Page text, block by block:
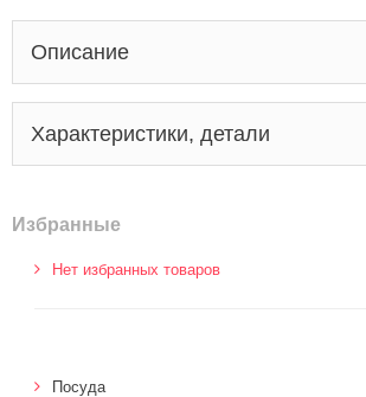
Описание
Характеристики, детали
Избранные
Нет избранных товаров
Посуда